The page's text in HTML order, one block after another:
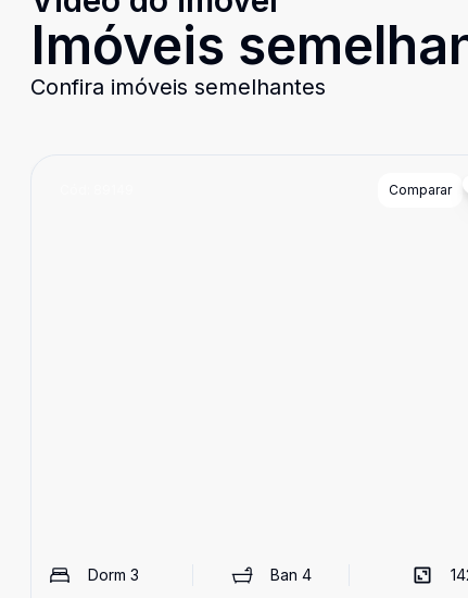
Imóveis
Confira imóveis semelhantes
Comparar
Dorm 3 Ban 4